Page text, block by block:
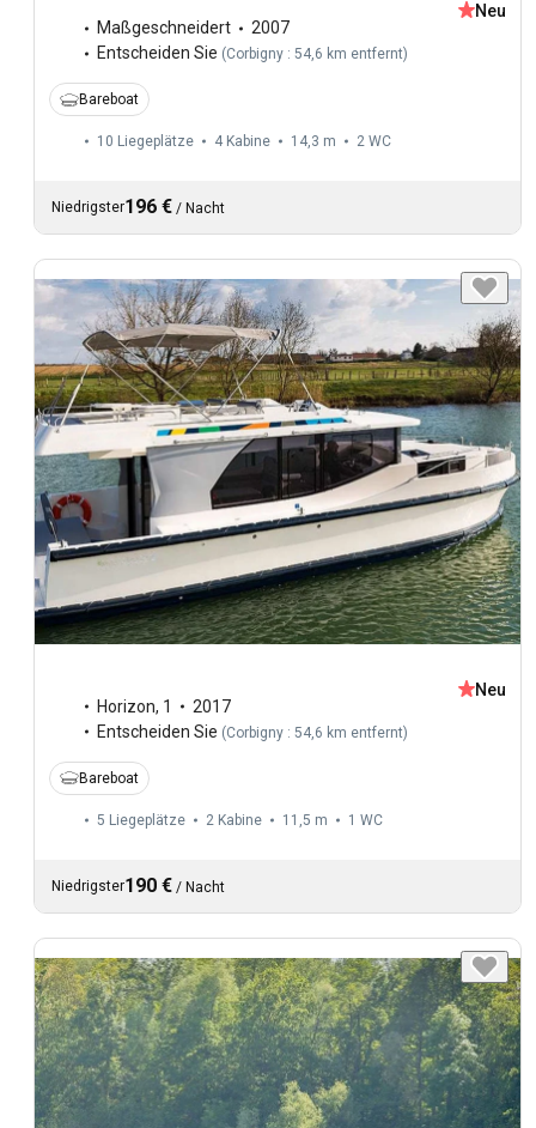
Maßgeschneidert
2007
Entscheiden Sie (Corbigny : 54,6 km entfernt)
Neu
Bareboat
10 Liegeplätze 4 Kabine 14,3 m 2 WC
Niedrigster196 € / Nacht
Horizon, 1
2017
Entscheiden Sie (Corbigny : 54,6 km entfernt)
Neu
Bareboat
5 Liegeplätze 2 Kabine 11,5 m 1 WC
Niedrigster190 € / Nacht